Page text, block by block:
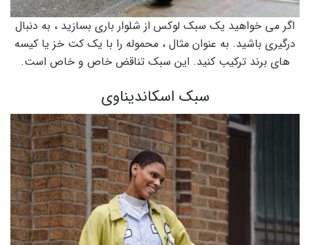
اگر می خواهید یک سبک لوکس از شلوار باری بسازید ، به دنبال
درگیری باشید. به عنوان مثال ، محموله را با یک کت خز یا کیسه
های برند ترکیب کنید. این سبک تناقض خاص و خاص است.
سبک اسکاندیناوی